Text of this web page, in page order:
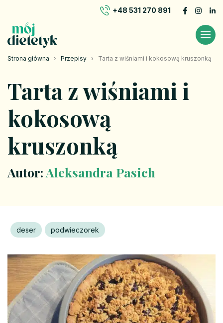
+48 531 270 891
Strona główna › Przepisy › Tarta z wiśniami i kokosową kruszonką
Tarta z wiśniami i
kokosową
kruszonką
Autor: Aleksandra Pasich
deser podwieczorek